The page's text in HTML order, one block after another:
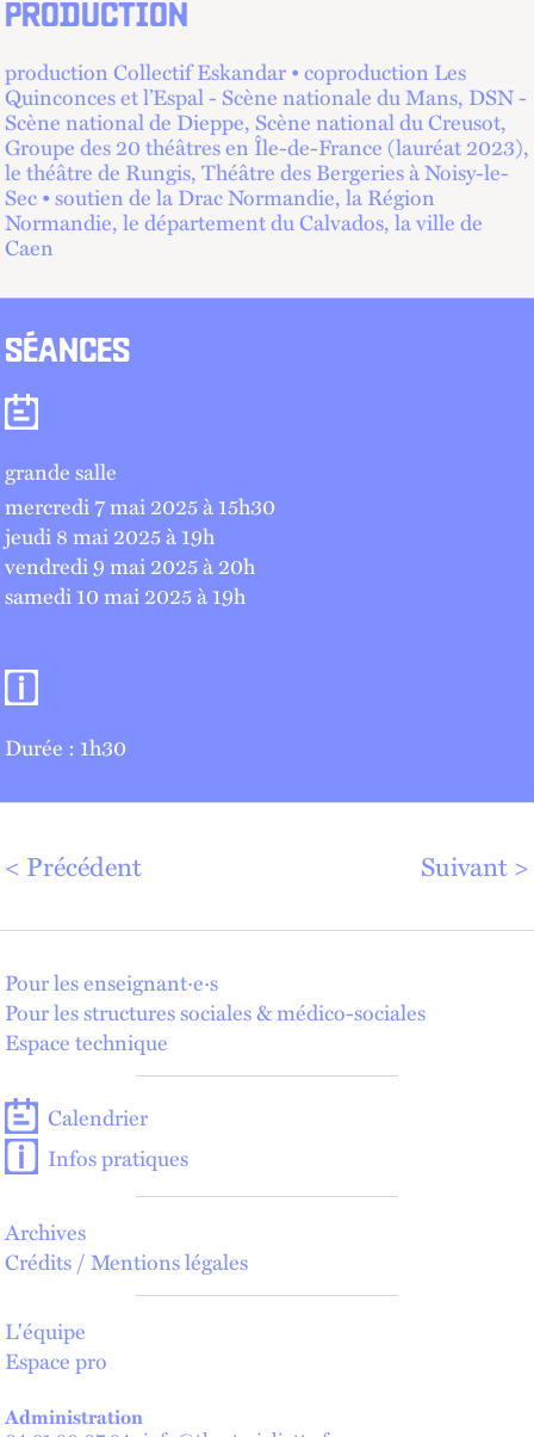
PRODUCTION
production Collectif Eskandar • coproduction Les
Quinconces et l’Espal - Scène nationale du Mans, DSN -
Scène national de Dieppe, Scène national du Creusot,
Groupe des 20 théâtres en Île-de-France (lauréat 2023),
le théâtre de Rungis, Théâtre des Bergeries à Noisy-le-
Sec • soutien de la Drac Normandie, la Région
Normandie, le département du Calvados, la ville de
Caen
SÉANCES
Séances
grande salle
mercredi 7 mai 2025 à 15h30
jeudi 8 mai 2025 à 19h
vendredi 9 mai 2025 à 20h
samedi 10 mai 2025 à 19h
Informations pratiques
Durée : 1h30
Précédent Suivant
Pour les enseignant·e·s
Pour les structures sociales & médico-sociales
Espace technique
Calendrier
Infos pratiques
Archives
Crédits / Mentions légales
L'équipe
Espace pro
Administration